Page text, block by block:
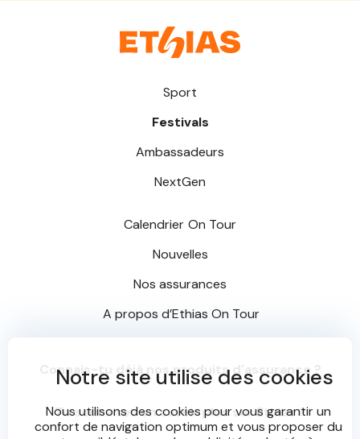
Sport
Festivals
Ambassadeurs
NextGen
Calendrier On Tour
Nouvelles
Nos assurances
A propos d’Ethias On Tour
Connais-tu déjà nos produits d'assurance ?
Tu souhaites en savoir plus sur Ethias ?
Notre site utilise des cookies
Nous utilisons des cookies pour vous garantir un
confort de navigation optimum et vous proposer du